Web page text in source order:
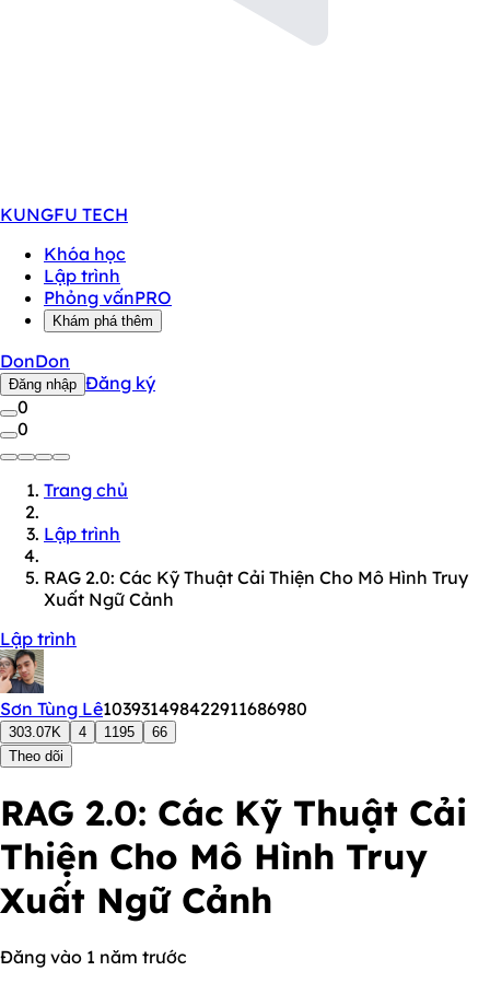
KUNGFU TECH
Khóa học
Lập trình
Phỏng vấnPRO
Khám phá thêm
DonDon
Đăng nhập Đăng ký
0
0
Trang chủ
Lập trình
RAG 2.0: Các Kỹ Thuật Cải Thiện Cho Mô Hình Truy
Xuất Ngữ Cảnh
Lập trình
Sơn Tùng Lê103931498422911686980
303.07K 4 1195
66
Theo dõi
RAG 2.0: Các Kỹ Thuật Cải
Thiện Cho Mô Hình Truy
Xuất Ngữ Cảnh
Đăng vào 1 năm trước